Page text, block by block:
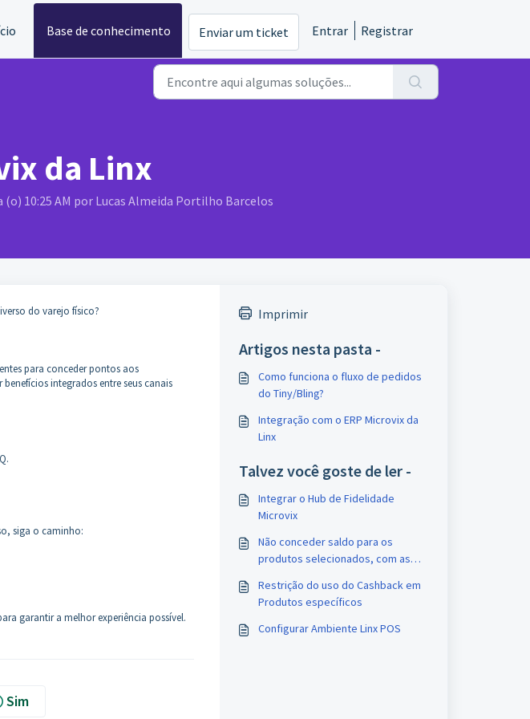
Base de conhecimento Enviar um ticket Entrar Registrar
da Linx
10:25 AM por Lucas Almeida Portilho Barcelos
do varejo físico?
para conceder pontos aos
integrados entre seus canais
siga o caminho:
garantir a melhor experiência possível.
Sim
Imprimir
Artigos nesta pasta -
Como funciona o fluxo de pedidos
do Tiny/Bling?
Integração com o ERP Microvix da
Linx
Talvez você goste de ler -
Integrar o Hub de Fidelidade
Microvix
Não conceder saldo para os
produtos selecionados, com as
Restrição do uso do Cashback em
Produtos específicos
Configurar Ambiente Linx POS